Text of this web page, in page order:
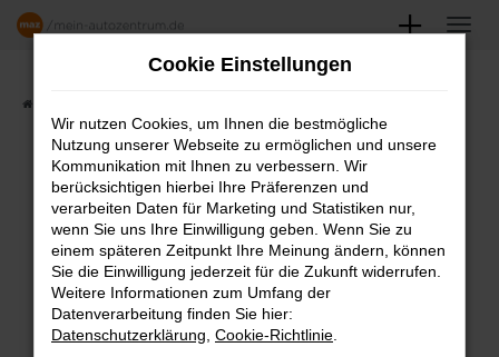
Zum
FAHRZEUGSHOWROOM
Fehler: Network Error
Beim Laden ist ein Fehler aufgetreten.
Hier sind ein paar Tipps, die dir helfen können:
Cookie Einstellungen
Wir nutzen Cookies, um Ihnen die bestmögliche
Nutzung unserer Webseite zu ermöglichen und unsere
Kommunikation mit Ihnen zu verbessern. Wir
berücksichtigen hierbei Ihre Präferenzen und
verarbeiten Daten für Marketing und Statistiken nur,
wenn Sie uns Ihre Einwilligung geben. Wenn Sie zu
einem späteren Zeitpunkt Ihre Meinung ändern, können
Sie die Einwilligung jederzeit für die Zukunft widerrufen.
Weitere Informationen zum Umfang der
Datenverarbeitung finden Sie hier:
Datenschutzerklärung Cookie-Richtlinie